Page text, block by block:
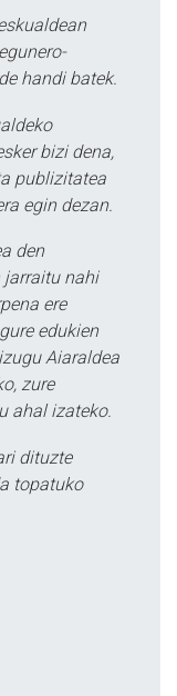
handi batek.
bizi dena,
publizitatea
egin dezan.
den
jarraitu nahi
ere
edukien
Aiaraldea
zure
ahal izateko.
dituzte
topatuko